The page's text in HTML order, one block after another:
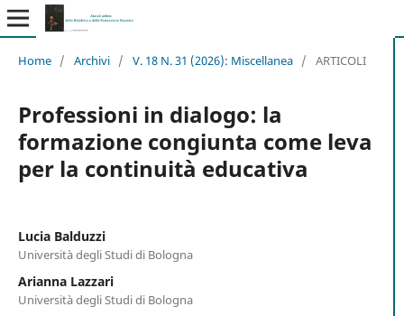
Home / Archivi / V. 18 N. 31 (2026): Miscellanea / ARTICOLI
Professioni in dialogo: la
formazione congiunta come leva
per la continuità educativa
Lucia Balduzzi
Università degli Studi di Bologna
Arianna Lazzari
Università degli Studi di Bologna